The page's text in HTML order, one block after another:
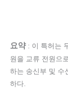
요약 : 이 특허는
원을 교류 전원으
하는 송신부 및 수
하다.